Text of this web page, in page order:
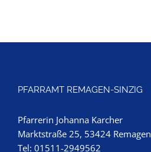
PFARRAMT REMAGEN-SINZIG
Pfarrerin Johanna Karcher
Marktstraße 25, 53424 Remagen
Tel: 01511-2949562